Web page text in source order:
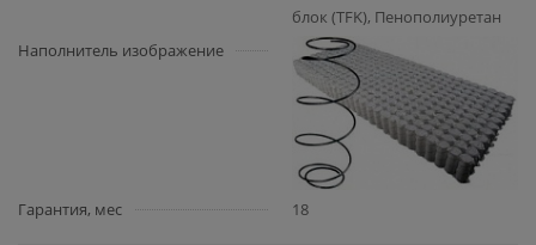
блок (TFK), Пенополиуретан
Наполнитель изображение
Гарантия, мес 18